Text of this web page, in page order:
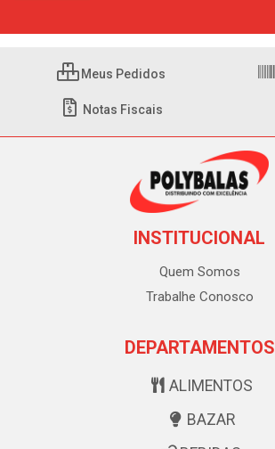
Meus Pedidos
Notas Fiscais
INSTITUCIONAL
Quem Somos
Trabalhe Conosco
DEPARTAMENTOS
ALIMENTOS
BAZAR